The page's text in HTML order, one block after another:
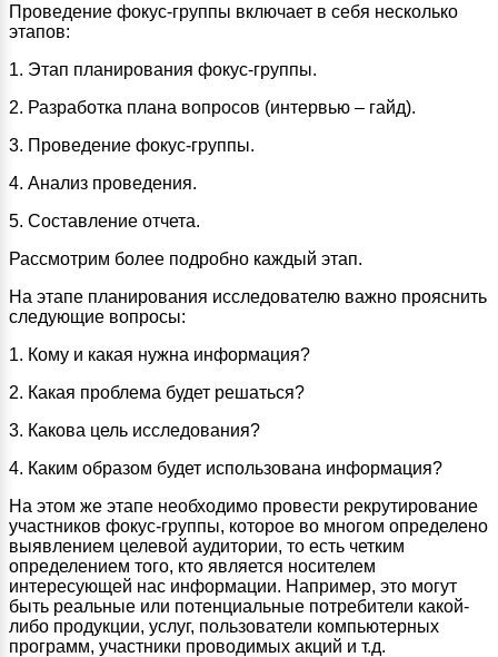
Проведение фокус-группы включает в себя несколько
этапов:
1. Этап планирования фокус-группы.
2. Разработка плана вопросов (интервью – гайд).
3. Проведение фокус-группы.
4. Анализ проведения.
5. Составление отчета.
Рассмотрим более подробно каждый этап.
На этапе планирования исследователю важно прояснить
следующие вопросы:
1. Кому и какая нужна информация?
2. Какая проблема будет решаться?
3. Какова цель исследования?
4. Каким образом будет использована информация?
На этом же этапе необходимо провести рекрутирование
участников фокус-группы, которое во многом определено
выявлением целевой аудитории, то есть четким
определением того, кто является носителем
интересующей нас информации. Например, это могут
быть реальные или потенциальные потребители какой-
либо продукции, услуг, пользователи компьютерных
программ, участники проводимых акций и т.д.